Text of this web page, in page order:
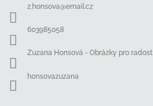
z.honsova@email.cz
603985058
Zuzana Honsová - Obrázky pro radost
honsovazuzana